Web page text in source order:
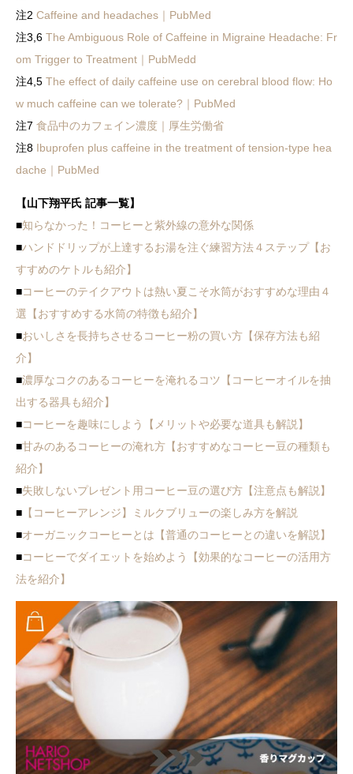
注2 Caffeine and headaches｜PubMed
注3,6 The Ambiguous Role of Caffeine in Migraine Headache: Fr
om Trigger to Treatment｜PubMedd
注4,5 The effect of daily caffeine use on cerebral blood flow: Ho
w much caffeine can we tolerate?｜PubMed
注7 食品中のカフェイン濃度｜厚生労働省
注8 Ibuprofen plus caffeine in the treatment of tension-type hea
dache｜PubMed
【山下翔平氏 記事一覧】
■知らなかった！コーヒーと紫外線の意外な関係
■ハンドドリップが上達するお湯を注ぐ練習方法４ステップ【お
すすめのケトルも紹介】
■コーヒーのテイクアウトは熱い夏こそ水筒がおすすめな理由４
選【おすすめする水筒の特徴も紹介】
■おいしさを長持ちさせるコーヒー粉の買い方【保存方法も紹
介】
■濃厚なコクのあるコーヒーを淹れるコツ【コーヒーオイルを抽
出する器具も紹介】
■コーヒーを趣味にしよう【メリットや必要な道具も解説】
■甘みのあるコーヒーの淹れ方【おすすめなコーヒー豆の種類も
紹介】
■失敗しないプレゼント用コーヒー豆の選び方【注意点も解説】
■ 【コーヒーアレンジ】ミルクブリューの楽しみ方を解説
■オーガニックコーヒーとは【普通のコーヒーとの違いを解説】
■コーヒーでダイエットを始めよう【効果的なコーヒーの活用方
法を紹介】